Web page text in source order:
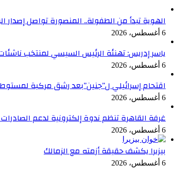
الهوية تبدأ من الطفولة.. المنصورة تواصل إصدار
6 أغسطس، 2026
ياسر إدريس: تهنئة الرئيس السيسي لمنتخب
6 أغسطس، 2026
اقتحام إسرائيلي ل”جنين”بعد رشق مركبة
6 أغسطس، 2026
غرفة القاهرة تنظم ندوة إلكترونية لدعم
6 أغسطس، 2026
بيزيرا يكشف حقيقة أزمته مع الزمالك
6 أغسطس، 2026